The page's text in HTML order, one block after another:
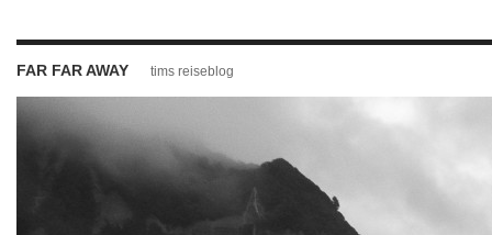
FAR FAR AWAY tims reiseblog